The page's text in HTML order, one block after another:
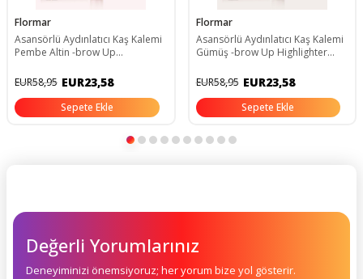
Flormar
Asansörlü Aydınlatıcı Kaş Kalemi
Pembe Altin -brow Up
Gold-8682536072441
EUR58,95 EUR23,58
Sepete Ekle
Flormar
Asansörlü Aydınlatıcı Kaş Kalemi
Gümüş -brow Up Highlighter
8682536072434
EUR58,95 EUR23,58
Sepete Ekle
Değerli Yorumlarınız
Deneyiminizi önemsiyoruz; her yorum bize yol gösterir.